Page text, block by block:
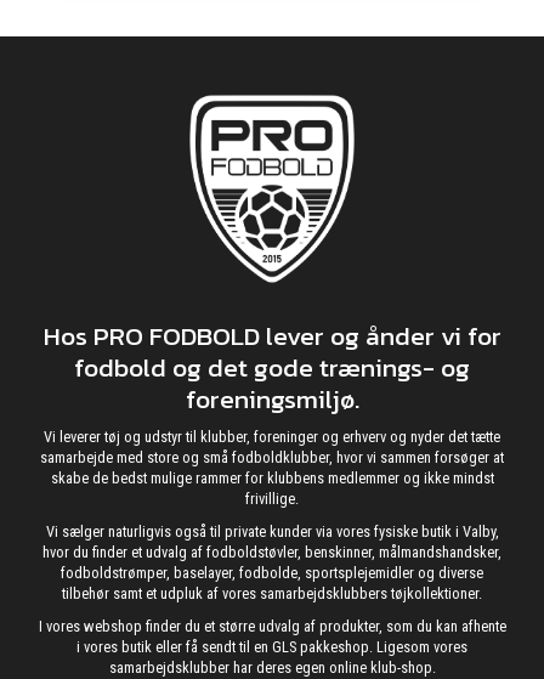
Hos PRO FODBOLD lever og ånder vi for
fodbold og det gode trænings- og
foreningsmiljø.
Vi leverer tøj og udstyr til klubber, foreninger og erhverv og nyder det tætte
samarbejde med store og små fodboldklubber, hvor vi sammen forsøger at
skabe de bedst mulige rammer for klubbens medlemmer og ikke mindst
frivillige.
Vi sælger naturligvis også til private kunder via vores fysiske butik i Valby,
hvor du finder et udvalg af fodboldstøvler, benskinner, målmandshandsker,
fodboldstrømper, baselayer, fodbolde, sportsplejemidler og diverse
tilbehør samt et udpluk af vores samarbejdsklubbers tøjkollektioner.
I vores webshop finder du et større udvalg af produkter, som du kan afhente
i vores butik eller få sendt til en GLS pakkeshop. Ligesom vores
samarbejdsklubber har deres egen online klub-shop.